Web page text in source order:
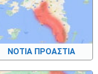
ΝΟΤΙΑ ΠΡΟΑΣΤΙΑ